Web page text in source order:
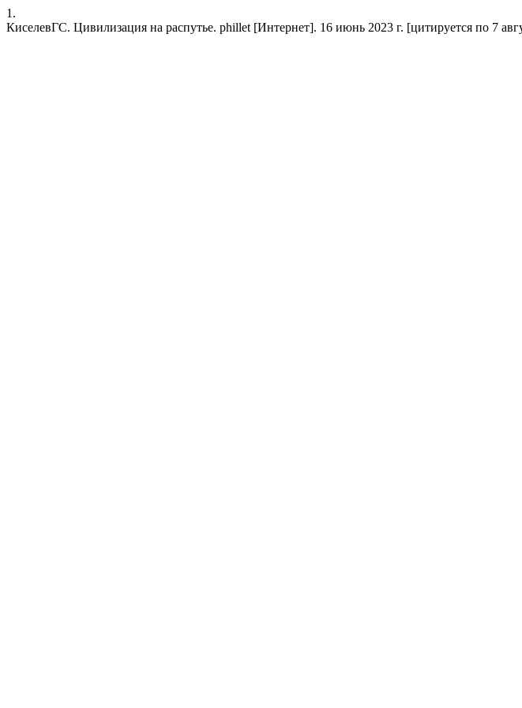
1.
КиселевГС. Цивилизация на распутье. phillet [Интернет]. 16 июнь 2023 г. [цитируется по 7